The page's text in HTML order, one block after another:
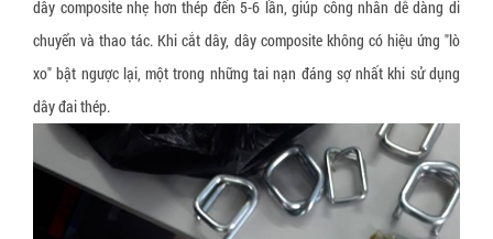
dây composite nhẹ hơn thép đến 5-6 lần, giúp công nhân dễ dàng di
chuyển và thao tác. Khi cắt dây, dây composite không có hiệu ứng "lò
xo" bật ngược lại, một trong những tai nạn đáng sợ nhất khi sử dụng
dây đai thép.